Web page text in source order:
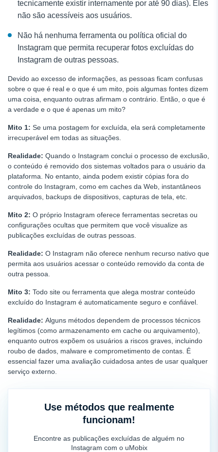
tecnicamente existir internamente por até 90 dias). Eles
não são acessíveis aos usuários.
Não há nenhuma ferramenta ou política oficial do
Instagram que permita recuperar fotos excluídas do
Instagram de outras pessoas.
Devido ao excesso de informações, as pessoas ficam confusas
sobre o que é real e o que é um mito, pois algumas fontes dizem
uma coisa, enquanto outras afirmam o contrário. Então, o que é
a verdade e o que é apenas um mito?
Mito 1: Se uma postagem for excluída, ela será completamente
irrecuperável em todas as situações.
Realidade: Quando o Instagram conclui o processo de exclusão,
o conteúdo é removido dos sistemas voltados para o usuário da
plataforma. No entanto, ainda podem existir cópias fora do
controle do Instagram, como em caches da Web, instantâneos
arquivados, backups de dispositivos, capturas de tela, etc.
Mito 2: O próprio Instagram oferece ferramentas secretas ou
configurações ocultas que permitem que você visualize as
publicações excluídas de outras pessoas.
Realidade: O Instagram não oferece nenhum recurso nativo que
permita aos usuários acessar o conteúdo removido da conta de
outra pessoa.
Mito 3: Todo site ou ferramenta que alega mostrar conteúdo
excluído do Instagram é automaticamente seguro e confiável.
Realidade: Alguns métodos dependem de processos técnicos
legítimos (como armazenamento em cache ou arquivamento),
enquanto outros expõem os usuários a riscos graves, incluindo
roubo de dados, malware e comprometimento de contas. É
essencial fazer uma avaliação cuidadosa antes de usar qualquer
serviço externo.
Use métodos que realmente
funcionam!
Encontre as publicações excluídas de alguém no
Instagram com o uMobix